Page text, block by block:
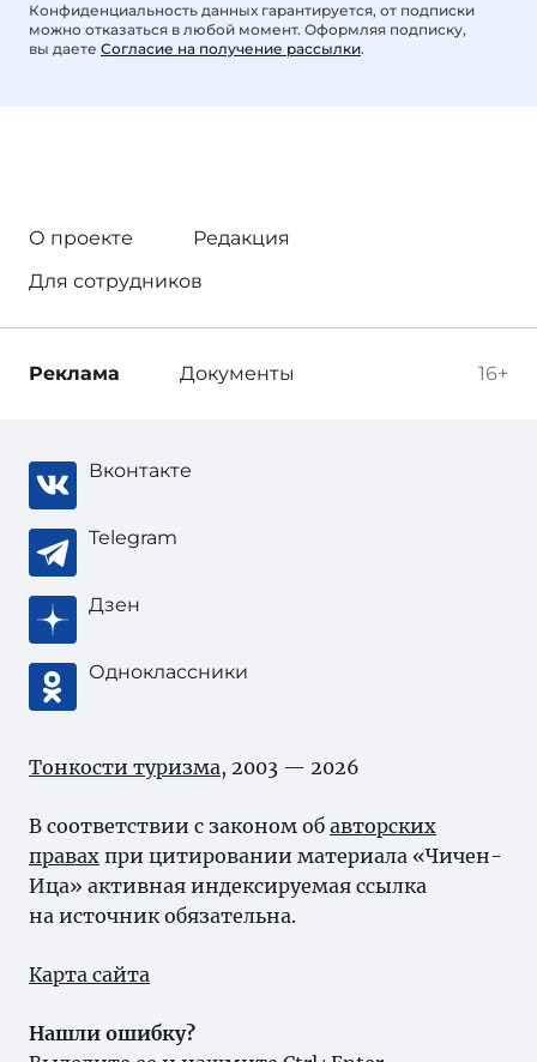
Конфиденциальность данных гарантируется, от подписки
можно отказаться в любой момент. Оформляя подписку,
вы даете Согласие на получение рассылки.
О проекте
Редакция
Для сотрудников
16+
Реклама Документы
Вконтакте
Telegram
Дзен
Одноклассники
Тонкости туризма, 2003 — 2026
В соответствии с законом об авторских
правах при цитировании материала «Чичен-
Ица» активная индексируемая ссылка
на источник обязательна.
Карта сайта
Нашли ошибку?